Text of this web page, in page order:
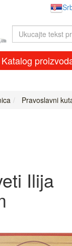
Katalog
Pravoslavni
Ilija